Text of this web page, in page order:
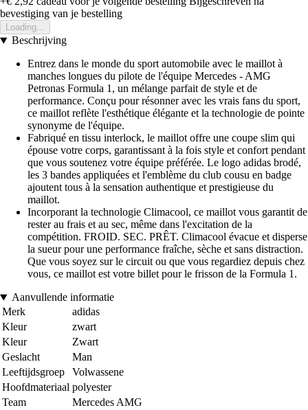
bevestiging van je bestelling
Loading...
Beschrijving
Entrez dans le monde du sport automobile avec le maillot à
manches longues du pilote de l'équipe Mercedes - AMG
Petronas Formula 1, un mélange parfait de style et de
performance. Conçu pour résonner avec les vrais fans du sport,
ce maillot reflète l'esthétique élégante et la technologie de pointe
synonyme de l'équipe.
Fabriqué en tissu interlock, le maillot offre une coupe slim qui
épouse votre corps, garantissant à la fois style et confort pendant
que vous soutenez votre équipe préférée. Le logo adidas brodé,
les 3 bandes appliquées et l'emblème du club cousu en badge
ajoutent tous à la sensation authentique et prestigieuse du
maillot.
Incorporant la technologie Climacool, ce maillot vous garantit de
rester au frais et au sec, même dans l'excitation de la
compétition. FROID. SEC. PRÊT. Climacool évacue et disperse
la sueur pour une performance fraîche, sèche et sans distraction.
Que vous soyez sur le circuit ou que vous regardiez depuis chez
vous, ce maillot est votre billet pour le frisson de la Formula 1.
Aanvullende informatie
Merk
adidas
Kleur
zwart
Kleur
Zwart
Geslacht
Man
Leeftijdsgroep
Volwassene
Hoofdmateriaal polyester
Team
Mercedes AMG